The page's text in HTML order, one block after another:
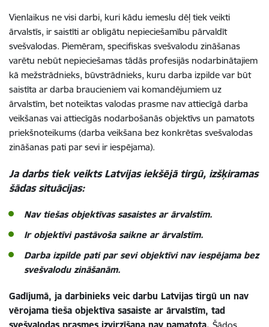
Vienlaikus ne visi darbi, kuri kādu iemeslu dēļ tiek veikti
ārvalstīs, ir saistīti ar obligātu nepieciešamību pārvaldīt
svešvalodas. Piemēram, specifiskas svešvalodu zināšanas
varētu nebūt nepieciešamas tādās profesijās nodarbinātajiem
kā mežstrādnieks, būvstrādnieks, kuru darba izpilde var būt
saistīta ar darba braucieniem vai komandējumiem uz
ārvalstīm, bet noteiktas valodas prasme nav attiecīgā darba
veikšanas vai attiecīgās nodarbošanās objektīvs un pamatots
priekšnoteikums (darba veikšana bez konkrētas svešvalodas
zināšanas pati par sevi ir iespējama).
Ja darbs tiek veikts Latvijas iekšējā tirgū, izšķiramas
šādas situācijas:
Nav tiešas objektīvas sasaistes ar ārvalstīm.
Ir objektīvi pastāvoša saikne ar ārvalstīm.
Darba izpilde pati par sevi objektīvi nav iespējama bez
svešvalodu zināšanām.
Gadījumā, ja darbinieks veic darbu Latvijas tirgū un nav
vērojama tieša objektīva sasaiste ar ārvalstīm, tad
svešvalodas prasmes izvirzīšana nav pamatota. Šādos